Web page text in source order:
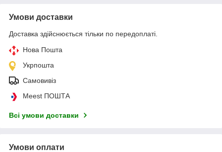
Умови доставки
Доставка здійснюється тільки по передоплаті.
Нова Пошта
Укрпошта
Самовивіз
Meest ПОШТА
Всі умови доставки
Умови оплати